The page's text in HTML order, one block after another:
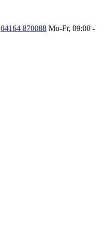
04164 870088 Mo-Fr, 09:00 -